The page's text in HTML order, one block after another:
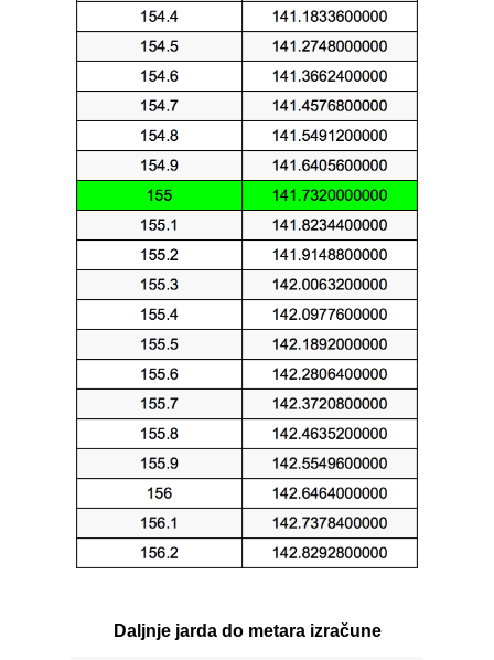
Daljnje jarda do metara izračune